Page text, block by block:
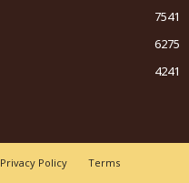
7541
6275
4241
Privacy Policy Terms